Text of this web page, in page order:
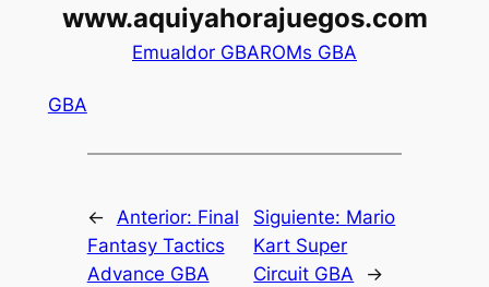
www.aquiyahorajuegos.com
Emualdor GBAROMs GBA
GBA
← Anterior: Final
Fantasy Tactics
Advance GBA
Siguiente: Mario
Kart Super
Circuit GBA
→